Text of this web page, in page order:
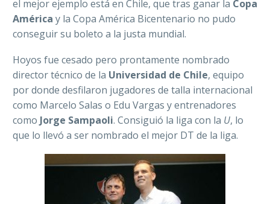
el mejor ejemplo está en Chile, que tras ganar la Copa
América y la Copa América Bicentenario no pudo
conseguir su boleto a la justa mundial.
Hoyos fue cesado pero prontamente nombrado
director técnico de la Universidad de Chile, equipo
por donde desfilaron jugadores de talla internacional
como Marcelo Salas o Edu Vargas y entrenadores
como Jorge Sampaoli. Consiguió la liga con la U, lo
que lo llevó a ser nombrado el mejor DT de la liga.